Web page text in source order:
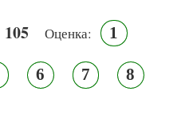
105 Оценка: 1
6 7 8